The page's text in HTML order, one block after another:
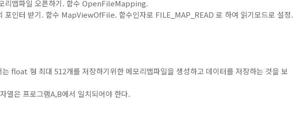
리맵파일 오픈하기. 함수 OpenFileMapping.
포인터 받기. 함수 MapViewOfFile. 함수인자로 FILE_MAP_READ 로 하여 읽기모드로 설정.
는 float 형 최대 512개를 저장하기위한 메모리맵파일을 생성하고 데이터를 저장하는 것을 보
열은 프로그램A,B에서 일치되어야 한다.